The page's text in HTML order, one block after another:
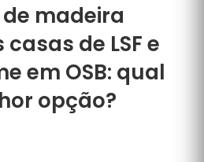
madeira
de LSF e
em OSB: qual
opção?